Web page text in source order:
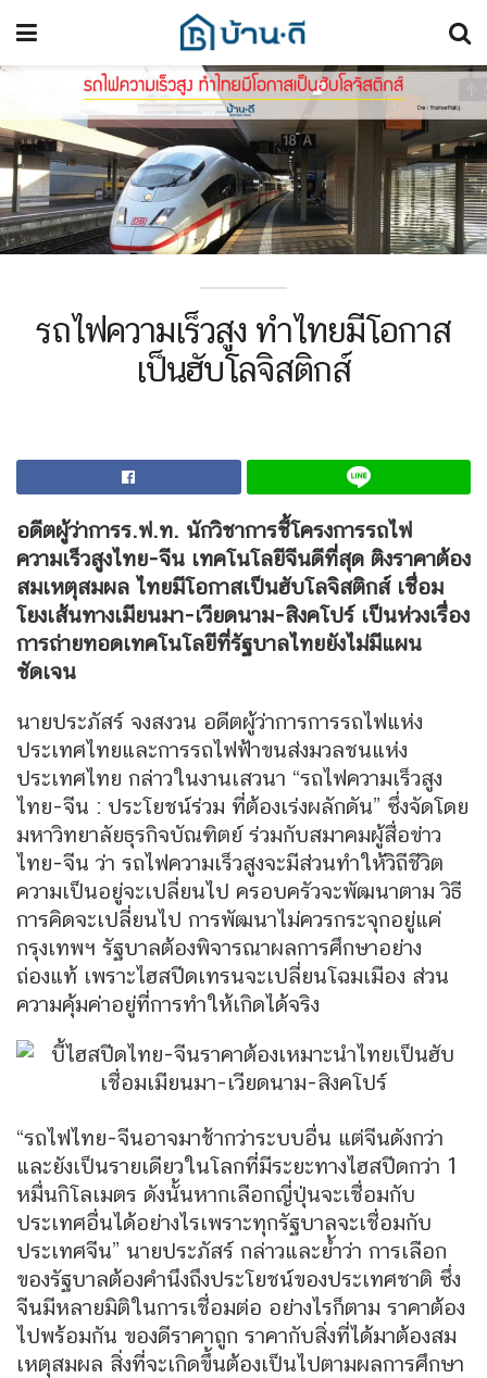
รถไฟความเร็วสูง ทำไทยมีโอกาส
เป็นฮับโลจิสติกส์
อดีตผู้ว่าการร.ฟ.ท. นักวิชาการชี้โครงการรถไฟ
ความเร็วสูงไทย-จีน เทคโนโลยีจีนดีที่สุด ติงราคาต้อง
สมเหตุสมผล ไทยมีโอกาสเป็นฮับโลจิสติกส์ เชื่อม
โยงเส้นทางเมียนมา-เวียดนาม-สิงคโปร์ เป็นห่วงเรื่อง
การถ่ายทอดเทคโนโลยีที่รัฐบาลไทยยังไม่มีแผน
ชัดเจน
นายประภัสร์ จงสงวน อดีตผู้ว่าการการรถไฟแห่ง
ประเทศไทยและการรถไฟฟ้าขนส่งมวลชนแห่ง
ประเทศไทย กล่าวในงานเสวนา “รถไฟความเร็วสูง
ไทย-จีน : ประโยชน์ร่วม ที่ต้องเร่งผลักดัน” ซึ่งจัดโดย
มหาวิทยาลัยธุรกิจบัณฑิตย์ ร่วมกับสมาคมผู้สื่อข่าว
ไทย-จีน ว่า รถไฟความเร็วสูงจะมีส่วนทำให้วิถีชีวิต
ความเป็นอยู่จะเปลี่ยนไป ครอบครัวจะพัฒนาตาม วิธี
การคิดจะเปลี่ยนไป การพัฒนาไม่ควรกระจุกอยู่แค่
กรุงเทพฯ รัฐบาลต้องพิจารณาผลการศึกษาอย่าง
ถ่องแท้ เพราะไฮสปีดเทรนจะเปลี่ยนโฉมเมือง ส่วน
ความคุ้มค่าอยู่ที่การทำให้เกิดได้จริง
“รถไฟไทย-จีนอาจมาช้ากว่าระบบอื่น แต่จีนดังกว่า
และยังเป็นรายเดียวในโลกที่มีระยะทางไฮสปีดกว่า 1
หมื่นกิโลเมตร ดังนั้นหากเลือกญี่ปุ่นจะเชื่อมกับ
ประเทศอื่นได้อย่างไรเพราะทุกรัฐบาลจะเชื่อมกับ
ประเทศจีน” นายประภัสร์ กล่าวและยํ้าว่า การเลือก
ของรัฐบาลต้องคำนึงถึงประโยชน์ของประเทศชาติ ซึ่ง
จีนมีหลายมิติในการเชื่อมต่อ อย่างไรก็ตาม ราคาต้อง
ไปพร้อมกัน ของดีราคาถูก ราคากับสิ่งที่ได้มาต้องสม
เหตุสมผล สิ่งที่จะเกิดขึ้นต้องเป็นไปตามผลการศึกษา